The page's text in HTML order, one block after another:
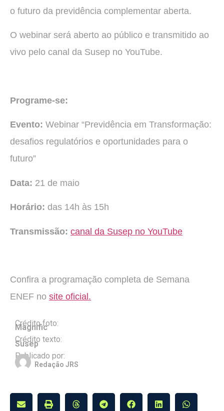
o futuro da previdência complementar aberta.
O webinar será aberto ao público e transmitido ao
vivo pelo canal da Susep no YouTube.
Programe-se:
Evento: Webinar “Previdência em Transformação:
desafios regulatórios e oportunidades para o
futuro”
Data: 21 de maio
Horário: das 14h às 15h
Transmissão: canal da Susep no YouTube
Confira a programação completa de Semana
ENEF no site oficial.
Crédito foto:
Magnific
Crédito texto:
Susep
Publicado por:
Redação JRS